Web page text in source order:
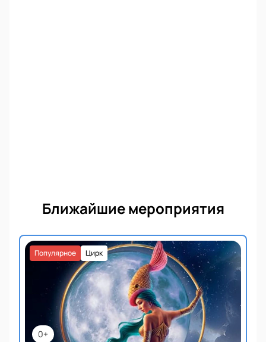
Ближайшие мероприятия
0+
Цирк
Популярное